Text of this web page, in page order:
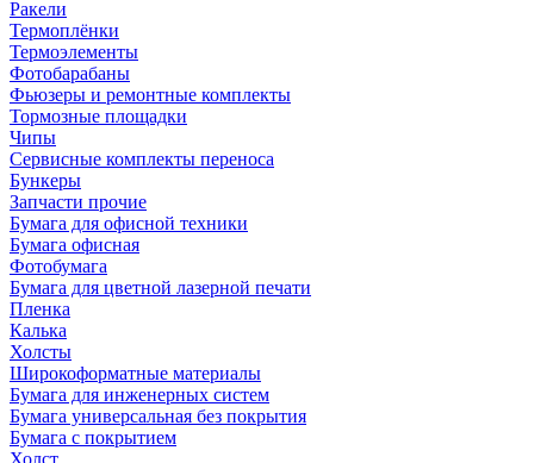
Ракели
Термоплёнки
Термоэлементы
Фотобарабаны
Фьюзеры и ремонтные комплекты
Тормозные площадки
Чипы
Сервисные комплекты переноса
Бункеры
Запчасти прочие
Бумага для офисной техники
Бумага офисная
Фотобумага
Бумага для цветной лазерной печати
Пленка
Калька
Холсты
Широкоформатные материалы
Бумага для инженерных систем
Бумага универсальная без покрытия
Бумага с покрытием
Холст